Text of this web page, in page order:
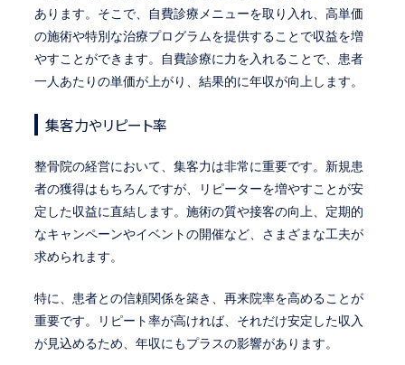
あります。そこで、自費診療メニューを取り入れ、高単価
の施術や特別な治療プログラムを提供することで収益を増
やすことができます。自費診療に力を入れることで、患者
一人あたりの単価が上がり、結果的に年収が向上します。
集客力やリピート率
整骨院の経営において、集客力は非常に重要です。新規患
者の獲得はもちろんですが、リピーターを増やすことが安
定した収益に直結します。施術の質や接客の向上、定期的
なキャンペーンやイベントの開催など、さまざまな工夫が
求められます。
特に、患者との信頼関係を築き、再来院率を高めることが
重要です。リピート率が高ければ、それだけ安定した収入
が見込めるため、年収にもプラスの影響があります。